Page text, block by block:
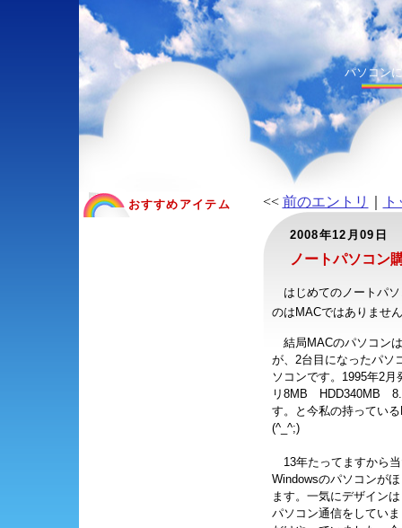
パソコン
おすすめアイテム << 前のエントリ
2008年12月09日
ノートパソコン
はじめてのノートパソ
のはMACではありませ
結局MACのパソコン
が、2台目になったパソ
ソコンです。1995年2
リ8MB HDD340MB
す。と今私の持ってい
(^_^;)
13年たってますから
Windowsのパソコンが
ます。一気にデザイン
パソコン通信をしてい